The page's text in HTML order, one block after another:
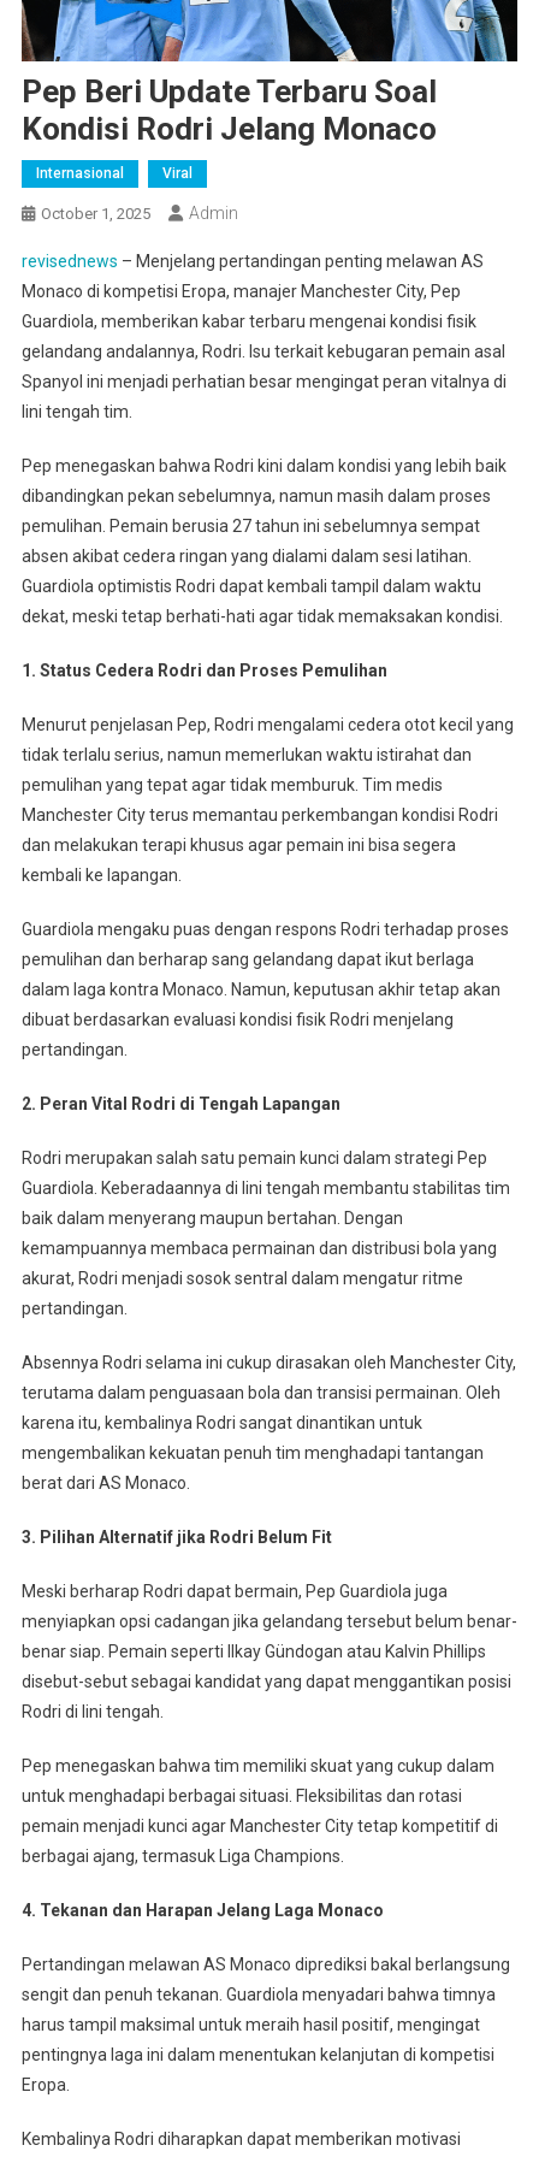
Pep Beri Update Terbaru Soal
Kondisi Rodri Jelang Monaco
Internasional Viral
October 1, 2025 Admin
revisednews – Menjelang pertandingan penting melawan AS
Monaco di kompetisi Eropa, manajer Manchester City, Pep
Guardiola, memberikan kabar terbaru mengenai kondisi fisik
gelandang andalannya, Rodri. Isu terkait kebugaran pemain asal
Spanyol ini menjadi perhatian besar mengingat peran vitalnya di
lini tengah tim.
Pep menegaskan bahwa Rodri kini dalam kondisi yang lebih baik
dibandingkan pekan sebelumnya, namun masih dalam proses
pemulihan. Pemain berusia 27 tahun ini sebelumnya sempat
absen akibat cedera ringan yang dialami dalam sesi latihan.
Guardiola optimistis Rodri dapat kembali tampil dalam waktu
dekat, meski tetap berhati-hati agar tidak memaksakan kondisi.
1. Status Cedera Rodri dan Proses Pemulihan
Menurut penjelasan Pep, Rodri mengalami cedera otot kecil yang
tidak terlalu serius, namun memerlukan waktu istirahat dan
pemulihan yang tepat agar tidak memburuk. Tim medis
Manchester City terus memantau perkembangan kondisi Rodri
dan melakukan terapi khusus agar pemain ini bisa segera
kembali ke lapangan.
Guardiola mengaku puas dengan respons Rodri terhadap proses
pemulihan dan berharap sang gelandang dapat ikut berlaga
dalam laga kontra Monaco. Namun, keputusan akhir tetap akan
dibuat berdasarkan evaluasi kondisi fisik Rodri menjelang
pertandingan.
2. Peran Vital Rodri di Tengah Lapangan
Rodri merupakan salah satu pemain kunci dalam strategi Pep
Guardiola. Keberadaannya di lini tengah membantu stabilitas tim
baik dalam menyerang maupun bertahan. Dengan
kemampuannya membaca permainan dan distribusi bola yang
akurat, Rodri menjadi sosok sentral dalam mengatur ritme
pertandingan.
Absennya Rodri selama ini cukup dirasakan oleh Manchester City,
terutama dalam penguasaan bola dan transisi permainan. Oleh
karena itu, kembalinya Rodri sangat dinantikan untuk
mengembalikan kekuatan penuh tim menghadapi tantangan
berat dari AS Monaco.
3. Pilihan Alternatif jika Rodri Belum Fit
Meski berharap Rodri dapat bermain, Pep Guardiola juga
menyiapkan opsi cadangan jika gelandang tersebut belum benar-
benar siap. Pemain seperti Ilkay Gündogan atau Kalvin Phillips
disebut-sebut sebagai kandidat yang dapat menggantikan posisi
Rodri di lini tengah.
Pep menegaskan bahwa tim memiliki skuat yang cukup dalam
untuk menghadapi berbagai situasi. Fleksibilitas dan rotasi
pemain menjadi kunci agar Manchester City tetap kompetitif di
berbagai ajang, termasuk Liga Champions.
4. Tekanan dan Harapan Jelang Laga Monaco
Pertandingan melawan AS Monaco diprediksi bakal berlangsung
sengit dan penuh tekanan. Guardiola menyadari bahwa timnya
harus tampil maksimal untuk meraih hasil positif, mengingat
pentingnya laga ini dalam menentukan kelanjutan di kompetisi
Eropa.
Kembalinya Rodri diharapkan dapat memberikan motivasi